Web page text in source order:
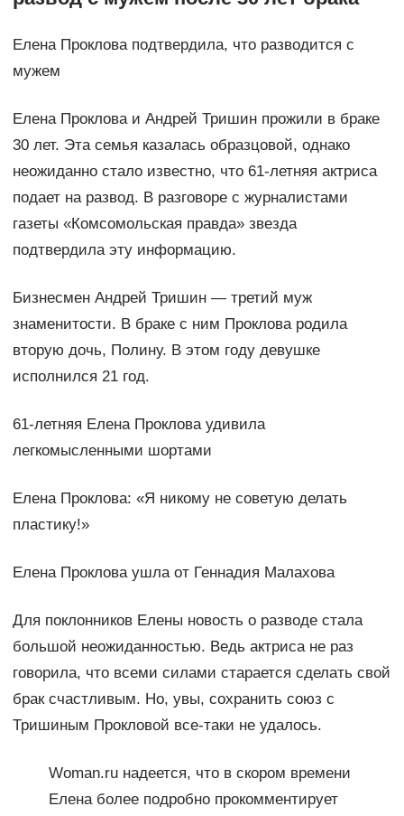
Елена Проклова подтвердила, что разводится с
мужем
Елена Проклова и Андрей Тришин прожили в браке
30 лет. Эта семья казалась образцовой, однако
неожиданно стало известно, что 61-летняя актриса
подает на развод. В разговоре с журналистами
газеты «Комсомольская правда» звезда
подтвердила эту информацию.
Бизнесмен Андрей Тришин — третий муж
знаменитости. В браке с ним Проклова родила
вторую дочь, Полину. В этом году девушке
исполнился 21 год.
61-летняя Елена Проклова удивила
легкомысленными шортами
Елена Проклова: «Я никому не советую делать
пластику!»
Елена Проклова ушла от Геннадия Малахова
Для поклонников Елены новость о разводе стала
большой неожиданностью. Ведь актриса не раз
говорила, что всеми силами старается сделать свой
брак счастливым. Но, увы, сохранить союз с
Тришиным Прокловой все-таки не удалось.
Woman.ru надеется, что в скором времени
Елена более подробно прокомментирует